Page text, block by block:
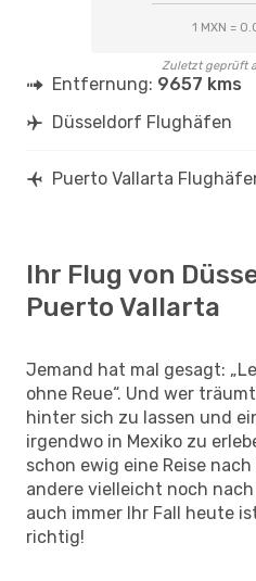
1 MXN =
Zuletzt geprüft
Entfernung: 9657 kms
Düsseldorf Flughäfen
Puerto Vallarta
Ihr Flug von
Puerto Vallarta
Jemand hat mal gesagt:
ohne Reue“. Und wer
hinter sich zu lassen und
irgendwo in Mexiko zu
schon ewig eine Reise
andere vielleicht noch
auch immer Ihr Fall heute
richtig!